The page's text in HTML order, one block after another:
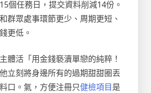
個任務日，提交資料削減14份。
群眾處事環節更少、周期更短、
更低。
體活「用金錢褻瀆單戀的純粹！
立刻將身邊所有的過期甜甜圈丟
口。氣，方便注冊只健檢項目是